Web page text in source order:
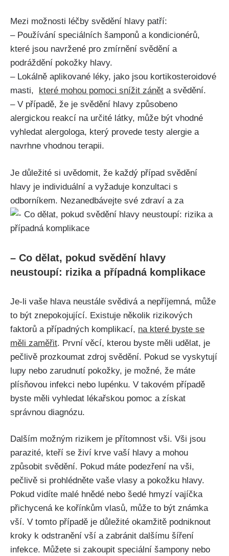
Mezi ⁣možnosti léčby svědění hlavy patří:
– Používání⁤ speciálních šamponů a kondicionérů,
které jsou navržené pro zmírnění​ svědění⁢ a
podráždění pokožky hlavy.
– Lokálně aplikované⁣ léky, jako jsou kortikosteroidové
masti, ⁣
které mohou pomoci snížit zánět a svědění.
– V případě, že je svědění hlavy způsobeno
alergickou reakcí⁢ na určité látky, může být vhodné
vyhledat alergologa, který provede testy alergie a
navrhne​ vhodnou terapii.
Je důležité ‍si uvědomit, že každý případ ​svědění
hlavy je⁤ individuální a vyžaduje konzultaci s
odborníkem. Nezanedbávejte své ​zdraví a ⁢za
– Co dělat, pokud svědění hlavy
neustoupí: ​rizika a⁣ případná komplikace
Je-li vaše hlava neustále svědivá a nepříjemná, může
to být⁢ znepokojující. Existuje několik rizikových
faktorů a případných komplikací, na ‍které byste se
⁢měli zaměřit. První věcí, kterou byste měli udělat, je
pečlivě prozkoumat zdroj svědění. Pokud se vyskytují
lupy⁢ nebo ⁤zarudnutí​ pokožky, je⁤ možné, že‍ máte
plísňovou ⁣infekci nebo ⁣lupénku. V takovém případě
byste ⁢měli vyhledat lékařskou ⁣pomoc a získat‍
správnou diagnózu.
Dalším možným rizikem je přítomnost⁣ vši. Vši⁣ jsou
parazité, kteří se živí​ krve‌ vaší hlavy‌ a ⁣mohou⁣
způsobit‌ svědění.​ Pokud máte podezření na vši,
pečlivě si prohlédněte vaše‍ vlasy ⁣a pokožku⁤ hlavy.
Pokud ‍vidíte malé‌ hnědé nebo šedé hmyzí ‌vajíčka
‌přichycená ke kořínkům vlasů, může⁤ to být⁢ známka
⁢vší.⁢ V tomto případě je důležité‍ okamžitě podniknout
kroky ‍k odstranění vší⁤ a ‍zabránit dalšímu šíření
infekce. Můžete ⁢si⁣ zakoupit speciální ‌šampony nebo